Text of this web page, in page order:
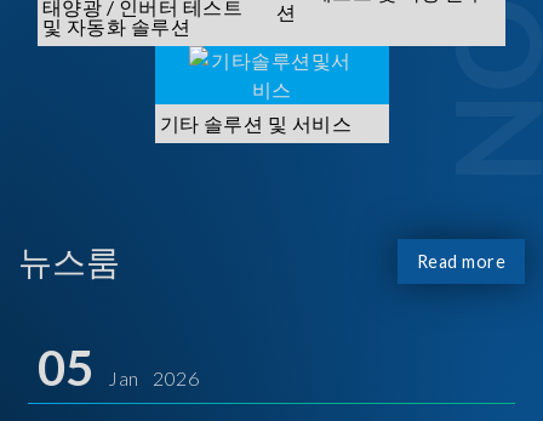
태양광 / 인버터 테스트
및 자동화 솔루션
션
기타 솔루션 및 서비스
뉴스룸 Read more
05 Jan 2026